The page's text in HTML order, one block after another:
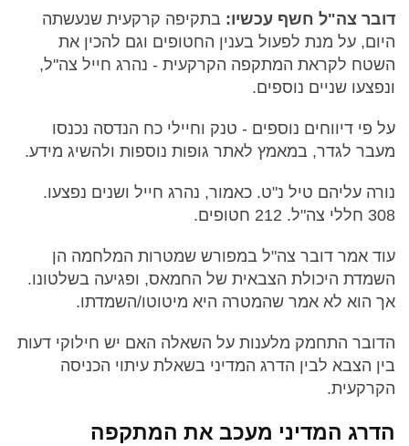
דובר צה"ל חשף עכשיו: בתקיפה קרקעית שנעשתה
היום, על מנת לפעול בענין החטופים וגם להכין את
השטח לקראת המתקפה הקרקעית - נהרג חייל צה"ל,
ונפצעו שניים נוספים.
על פי דיווחים נוספים - טנק וחיילי כח הנדסה נכנסו
מעבר לגדר, במאמץ לאתר גופות נוספות ולהשיג מידע.
נורה עליהם טיל נ"ט. כאמור, נהרג חייל ושנים נפצעו.
308 חללי צה"ל. 212 חטופים.
עוד אמר דובר צה"ל במפורש שמטרות המלחמה הן
השמדת היכולת הצבאית של החמאס, ופגיעה בשלטונו.
אך הוא לא אמר שהמטרה היא מיטוטו/השמדתו.
הדובר התחמק מלענות על השאלה האם יש חילוקי דעות
בין הצבא לבין הדרג המדיני בשאלת עיתוי הכניסה
הקרקעית.
הדרג המדיני מעכב את המתקפה